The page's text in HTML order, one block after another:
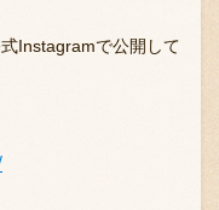
Instagramで公開して